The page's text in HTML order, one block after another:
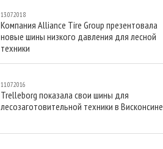
13.07.2018
Компания Alliance Tire Group презентовала
новые шины низкого давления для лесной
техники
11.07.2016
Trelleborg показала свои шины для
лесозаготовительной техники в Висконсине